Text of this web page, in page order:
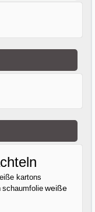
kartons
schaumfolie weiße